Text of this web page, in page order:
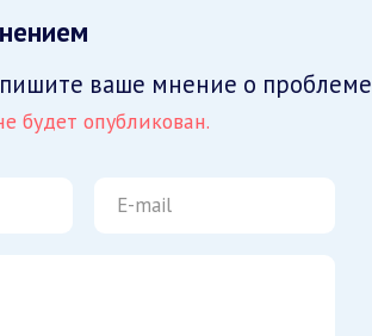
ваше мнение о проблеме
будет опубликован.